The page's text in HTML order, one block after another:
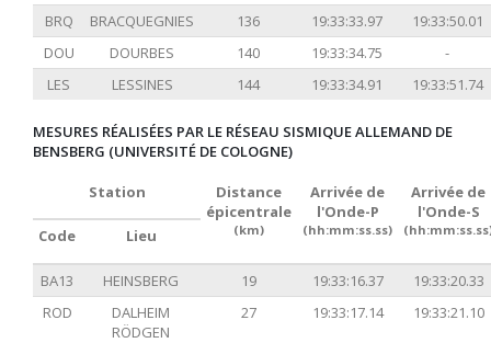
BRQ
BRACQUEGNIES 136 19:33:33.97
19:33:50.01
DOU
DOURBES 140 19:33:34.75
-
LES
LESSINES 144 19:33:34.91 19:33:51.74
MESURES RÉALISÉES PAR LE RÉSEAU SISMIQUE ALLEMAND DE
BENSBERG (UNIVERSITÉ DE COLOGNE)
Station
Distance
épicentrale
(km)
Arrivée de
l'Onde-P
(hh:mm:ss.ss)
Arrivée de
l'Onde-S
Code Lieu
BA13 HEINSBERG 19 19:33:16.37
19:33:20.33
ROD
DALHEIM
RÖDGEN
27 19:33:17.14 19:33:21.10